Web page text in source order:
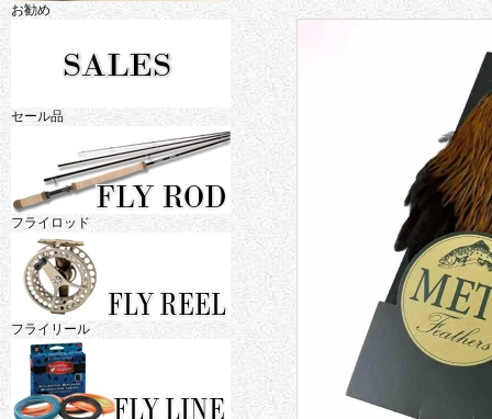
お勧め
セール品
フライロッド
フライリール